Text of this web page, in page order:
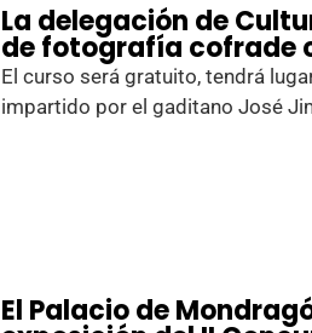
La delegación de
de fotografía cofrade
El curso será gratuito, tendrá
impartido por el gaditano José
El Palacio de